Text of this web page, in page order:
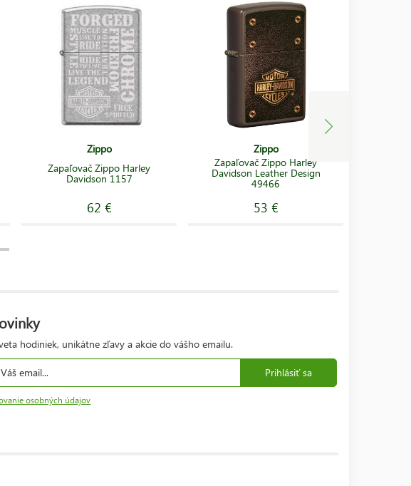
Zippo
Zapaľovač Zippo Harley
Davidson 1157
62 €
Zippo
Zapaľovač Zippo Harley
Davidson Leather Design
49466
53 €
hodiniek, unikátne zľavy a akcie do vášho emailu.
Prihlásiť sa
osobných údajov